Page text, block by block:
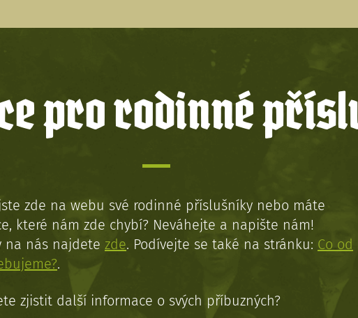
pro rodinné
zde na webu své rodinné příslušníky nebo máte
které nám zde chybí? Neváhejte a napište nám!
na nás najdete zde. Podívejte se také na stránku: Co od
.
zjistit další informace o svých příbuzných?